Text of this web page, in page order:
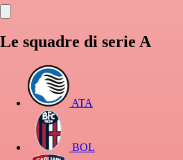
Le squadre di serie A
ATA
BOL